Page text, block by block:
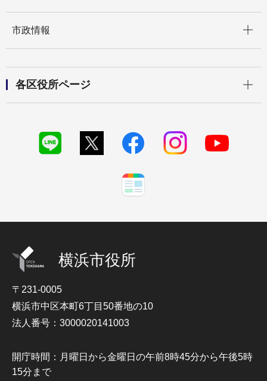
市政情報
各区役所ページ
横浜市役所
〒231-0005
横浜市中区本町6丁目50番地の10
法人番号：3000020141003
開庁時間：月曜日から金曜日の午前8時45分から午後5時
15分まで